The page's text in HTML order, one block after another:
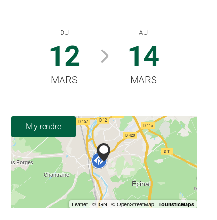
DU
12
MARS
AU
14
MARS
M'y rendre